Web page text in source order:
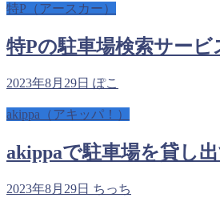
特P（アースカー）
特Pの駐車場検索サー
2023年8月29日 ぽこ
akippa（アキッパ！）
akippaで駐車場を貸し
2023年8月29日 ちっち